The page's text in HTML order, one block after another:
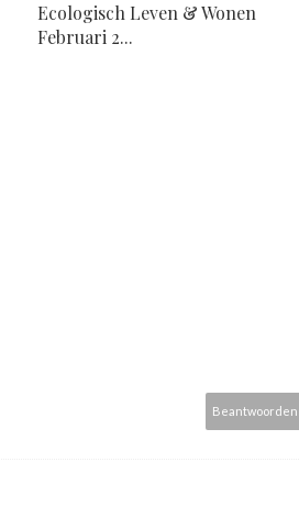
Ecologisch Leven & Wonen
Februari 2...
Beantwoorden